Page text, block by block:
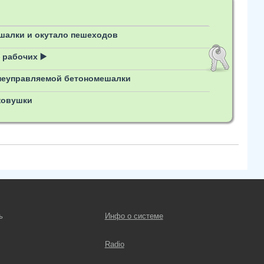
и окутало пешеходов
рабочих ▶️
бетономешалки
Инфо о системе
Radio